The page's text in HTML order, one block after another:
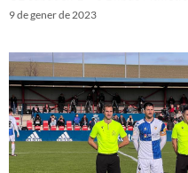
9 de gener de 2023